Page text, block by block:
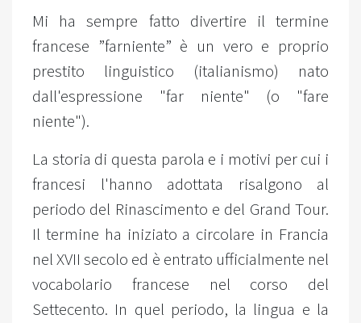
Mi ha sempre fatto divertire il termine
francese ”farniente” è un vero e proprio
prestito linguistico (italianismo) nato
dall'espressione "far niente" (o "fare
niente").
La storia di questa parola e i motivi per cui i
francesi l'hanno adottata risalgono al
periodo del Rinascimento e del Grand Tour.
Il termine ha iniziato a circolare in Francia
nel XVII secolo ed è entrato ufficialmente nel
vocabolario francese nel corso del
Settecento. In quel periodo, la lingua e la